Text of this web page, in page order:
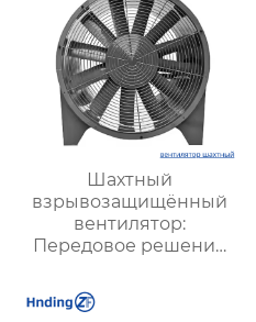
Шахтный
взрывозащищённый
вентилятор:
Передовое решение
стабильной
вентиляции в